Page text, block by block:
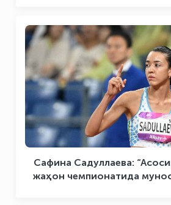
Сафина Садуллаева:
жаҳон чемпионатида